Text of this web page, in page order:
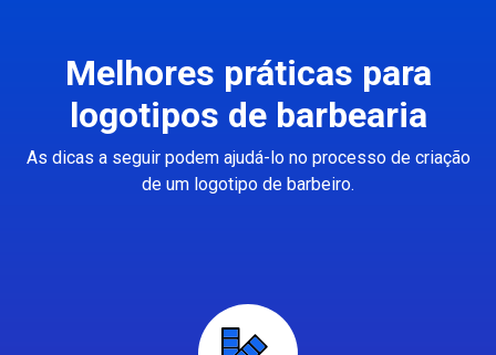
Melhores práticas para
logotipos de barbearia
As dicas a seguir podem ajudá-lo no processo de criação
de um logotipo de barbeiro.